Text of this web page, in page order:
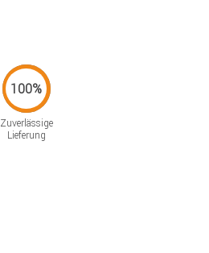
Zuverlässige
Lieferung